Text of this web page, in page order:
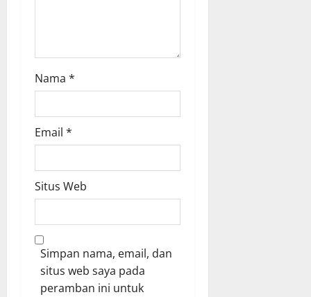
Nama *
Email *
Situs Web
Simpan nama, email, dan
situs web saya pada
peramban ini untuk